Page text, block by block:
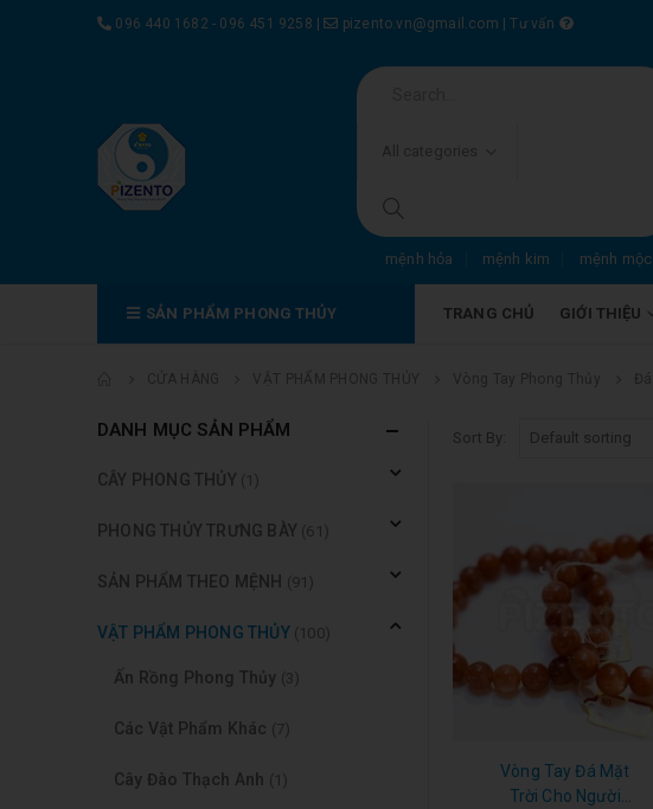
096 440 1682 - 096 451 9258 pizento.vn@gmail.com |Tư vấn
mệnh hỏa mệnh kim mệnh mộc
SẢN PHẨM PHONG THỦY TRANG CHỦ GIỚI THIỆU
Sort By:
Vòng Tay Đá Mặt
Trời Cho Người
DANH MỤC SẢN PHẨM
CÂY PHONG THỦY (1)
PHONG THỦY TRƯNG BÀY (61)
SẢN PHẨM THEO MỆNH (91)
VẬT PHẨM PHONG THỦY (100)
Ấn Rồng Phong Thủy (3)
Các Vật Phẩm Khác (7)
Cây Đào Thạch Anh (1)